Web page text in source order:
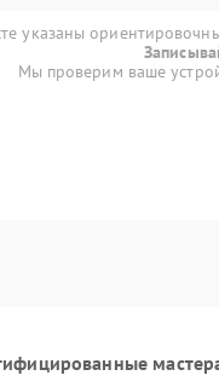
указаны
Мы проверим ваше